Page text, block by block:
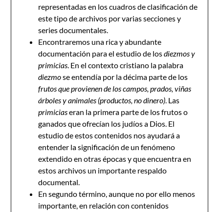
representadas en los cuadros de clasificación de
este tipo de archivos por varias secciones y
series documentales.
Encontraremos una rica y abundante
documentación para el estudio de losdiezmos y
primicias. En el contexto cristiano la palabra
diezmose entendía por la décima parte de los
frutos que provienen de los campos, prados, viñas
árboles y animales (productos, no dinero). Las
primiciaseran la primera parte de los frutos o
ganados que ofrecían los judíos a Dios. El
estudio de estos contenidos nos ayudará a
entender la significación de un fenómeno
extendido en otras épocas y que encuentra en
estos archivos un importante respaldo
documental.
En segundo término, aunque no por ello menos
importante, en relación con contenidos